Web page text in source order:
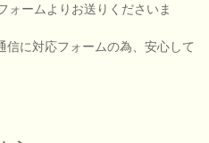
ォームよりお送りくださいま
信に対応フォームの為、安心して